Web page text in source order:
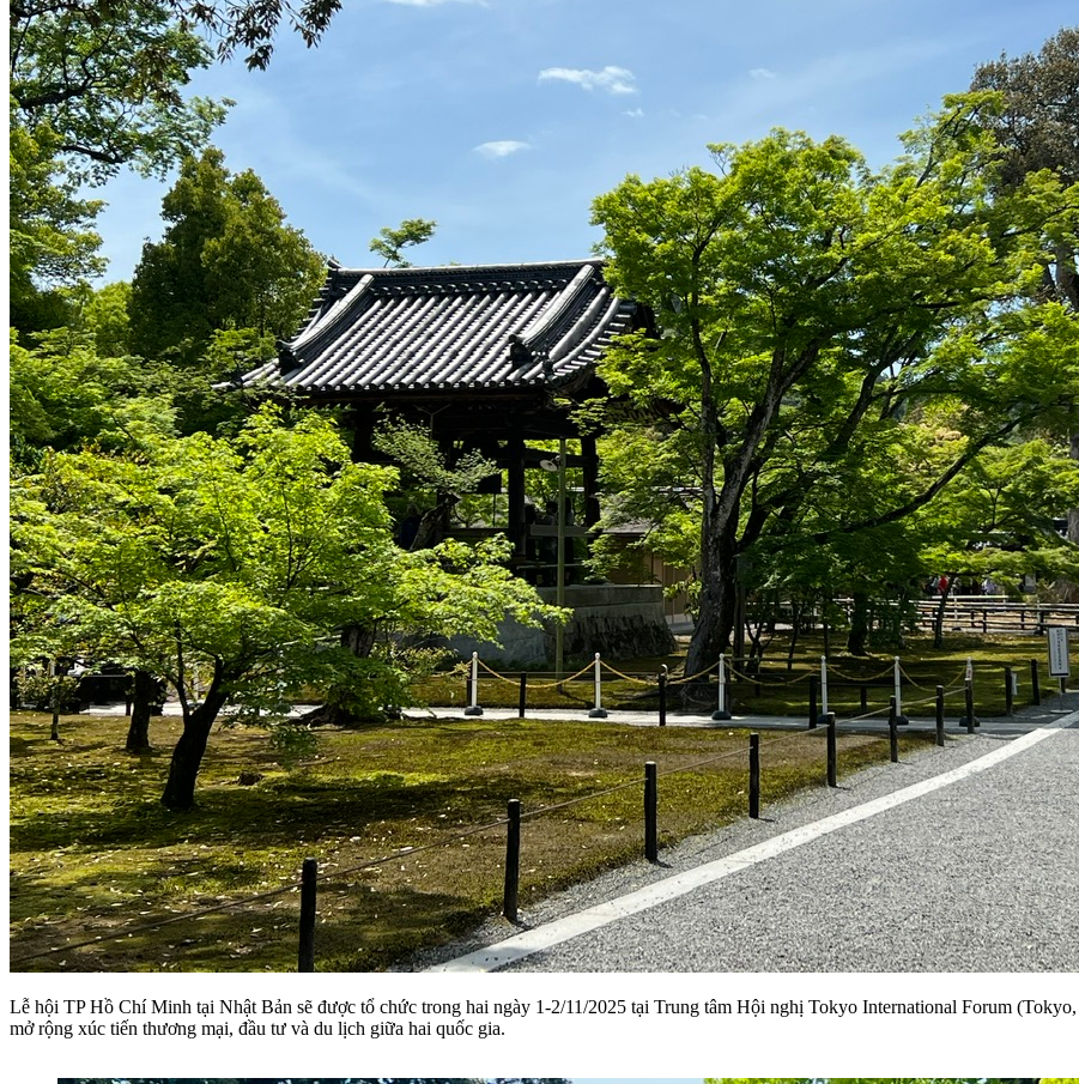
Lễ hội TP Hồ Chí Minh tại Nhật Bản sẽ được tổ chức trong hai ngày 1-2/11/2025 tại Trung tâm Hội nghị Tokyo International Forum
mở rộng xúc tiến thương mại, đầu tư và du lịch giữa hai quốc gia.